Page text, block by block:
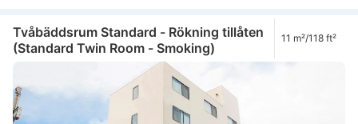
Tvåbäddsrum Standard - Rökning tillåten
(Standard Twin Room - Smoking)
11 m²/118 ft²